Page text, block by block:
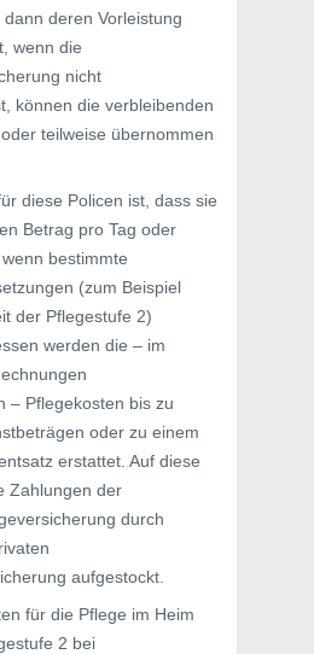
deren Vorleistung
wenn die
nicht
können die verbleibenden
teilweise übernommen
diese Policen ist, dass sie
Betrag pro Tag oder
bestimmte
(zum Beispiel
der Pflegestufe 2)
werden die – im
– Pflegekosten bis zu
oder zu einem
erstattet. Auf diese
Zahlungen der
durch
aufgestockt.
für die Pflege im Heim
2 bei